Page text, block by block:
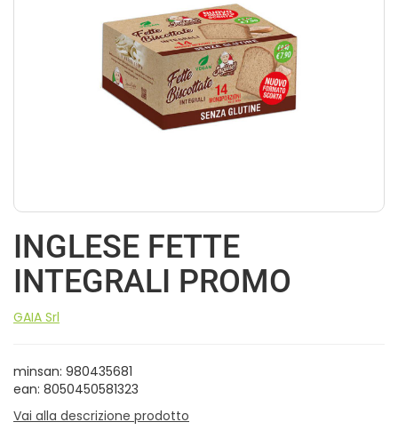
INGLESE FETTE
INTEGRALI PROMO
GAIA Srl
minsan: 980435681
ean: 8050450581323
Vai alla descrizione prodotto